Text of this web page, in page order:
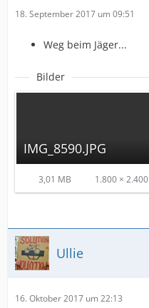
18. September 2017 um 09:51
Weg beim Jäger...
Bilder
IMG_8590.JPG
3,01 MB 1.800 × 2.400
Ullie
16. Oktober 2017 um 22:13